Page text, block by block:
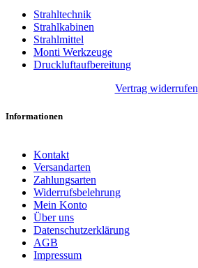
Strahltechnik
Strahlkabinen
Strahlmittel
Monti Werkzeuge
Druckluftaufbereitung
Vertrag widerrufen
Informationen
Kontakt
Versandarten
Zahlungsarten
Widerrufsbelehrung
Mein Konto
Über uns
Datenschutzerklärung
AGB
Impressum